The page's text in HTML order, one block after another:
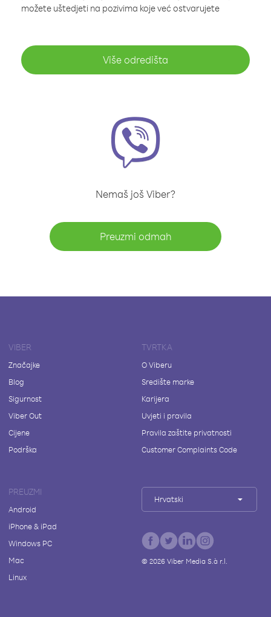
možete uštedjeti na pozivima koje već ostvarujete
Više odredišta
Nemaš još Viber?
Preuzmi odmah
VIBER
Značajke
Blog
Sigurnost
Viber Out
Cijene
Podrška
TVRTKA
O Viberu
Središte marke
Karijera
Uvjeti i pravila
Pravila zaštite privatnosti
Customer Complaints Code
PREUZMI
Android
iPhone & iPad
Windows PC
Mac
Linux
Hrvatski
© 2026Viber Media S.à r.l.